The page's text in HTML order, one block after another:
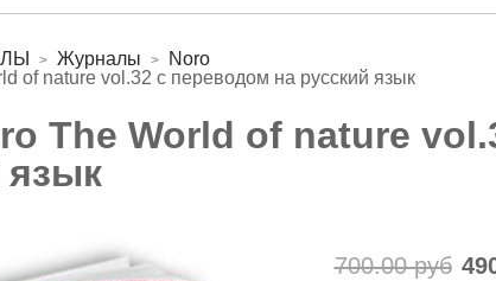
Журналы
Noro
of nature vol.32 с переводом на русский язык
The World of nature
язык
700.00 руб